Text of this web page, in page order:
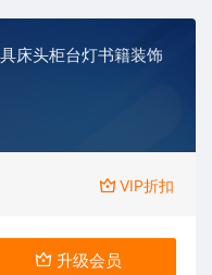
床头柜台灯书籍装饰
VIP折扣
升级会员